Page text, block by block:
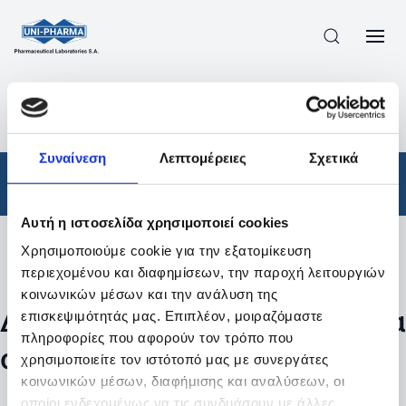
Συναίνεση Λεπτομέρειες Σχετικά
Αυτή η ιστοσελίδα χρησιμοποιεί cookies
Χρησιμοποιούμε cookie για την εξατομίκευση
περιεχομένου και διαφημίσεων, την παροχή λειτουργιών
κοινωνικών μέσων και την ανάλυση της
επισκεψιμότητάς μας. Επιπλέον, μοιραζόμαστε
πληροφορίες που αφορούν τον τρόπο που
χρησιμοποιείτε τον ιστότοπό μας με συνεργάτες
κοινωνικών μέσων, διαφήμισης και αναλύσεων, οι
οποίοι ενδεχομένως να τις συνδυάσουν με άλλες
ΠΡΟΪΟΝΤΑ ΣΥΝΤΑΓΟΓΡΑΦΟΎΜΕΝΑ
/
ΑΠΟΤΕΛΕΣΜΑΤΑ ΑΝΑΖΗΤΗΣΗΣ
Φάρμακα / Συνταγογραφούμενα
Φίλτρα
Δεν βρέθηκαν προϊόντα με τα
συγκεκριμένα φίλτρα